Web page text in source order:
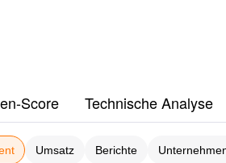
Score Technische Analyse
Umsatz Berichte